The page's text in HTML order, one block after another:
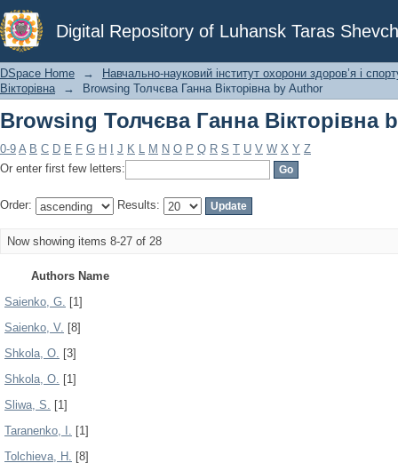
Digital Repository of Luhansk Taras
Browsing Толчєва Ганна Вікторівна
DSpace Home →
Навчально-науковий інститут охорони здоров’я і
Вікторівна
→ Browsing Толчєва Ганна Вікторівна by Author
Browsing Толчєва Ганна Вікторівна
0-9 A B C D E F G H J K L M N O P Q R S T U V W X Y Z
Or enter first few letters:
Order: Results:
Now showing items 8-27 of 28
Authors Name
Saienko, G. [1]
Saienko, V. [8]
Shkola, O. [3]
Shkola, О. [1]
Sliwa, S. [1]
Taranenko, I. [1]
Tolchieva, H. [8]